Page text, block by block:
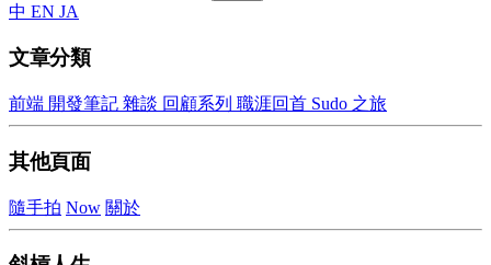
中 EN JA
文章分類
前端 開發筆記 雜談 回顧系列 職涯回首 Sudo 之旅
其他頁面
隨手拍 Now 關於